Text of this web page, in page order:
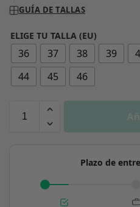
GUÍA DE TALLAS
ELIGE TU TALLA (EU)
36 37 38 39
44
45 46
Plazo de